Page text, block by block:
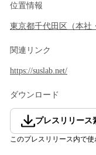
位置情報
東京都千代田区 （本社
関連リンク
https://suslab.net/
ダウンロード
プレスリリース
このプレスリリース内で